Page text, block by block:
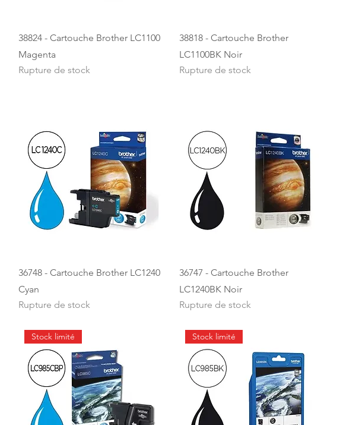
38824 - Cartouche Brother LC1100
Magenta
Rupture de stock
38818 - Cartouche Brother
LC1100BK Noir
Rupture de stock
36748 - Cartouche Brother LC1240
Cyan
Rupture de stock
36747 - Cartouche Brother
LC1240BK Noir
Rupture de stock
Stock limité Stock limité